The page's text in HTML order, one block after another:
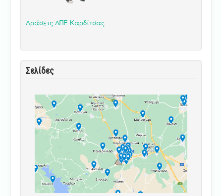
Δράσεις ΔΠΕ Καρδίτσας
Σελίδες